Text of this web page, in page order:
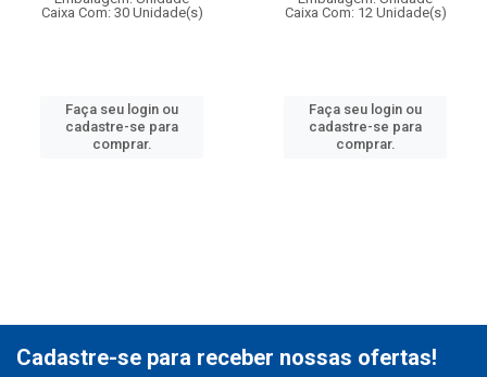
Caixa Com: 30 Unidade(s)
Faça seu login ou
cadastre-se para
comprar.
Caixa Com: 12 Unidade(s)
Faça seu login ou
cadastre-se para
comprar.
Cadastre-se para receber nossas ofertas!